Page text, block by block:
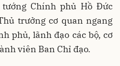
Chính phủ Hồ Đức
trưởng cơ quan ngang
phủ, lãnh đạo các bộ, cơ
viên Ban Chỉ đạo.